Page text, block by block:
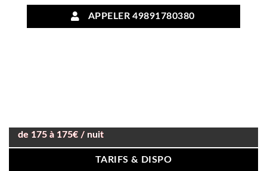
APPELER 49891780380
de 175 à 175€ / nuit
TARIFS & DISPO